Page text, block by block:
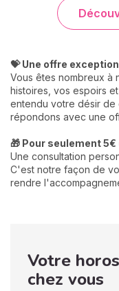
💝 Une offre
Vous êtes nombreux à
histoires, vos espoirs
entendu votre désir
répondons avec une
🎁 Pour seulement 5€
Une consultation
C'est notre façon de
rendre
Votre
chez vous